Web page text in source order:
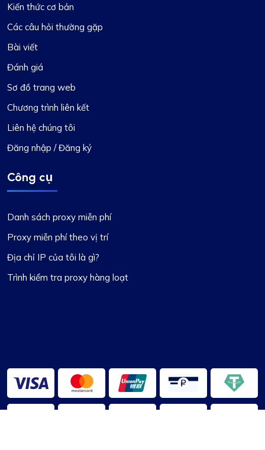
Kiến thức cơ bản
Các câu hỏi thường gặp
Bài viết
Đánh giá
Sơ đồ trang web
Chương trình liên kết
Liên hệ chúng tôi
Đăng nhập / Đăng ký
Công cụ
Danh sách proxy miễn phí
Proxy miễn phí theo vị trí
Địa chỉ IP của tôi là gì?
Trình kiểm tra proxy hàng loạt